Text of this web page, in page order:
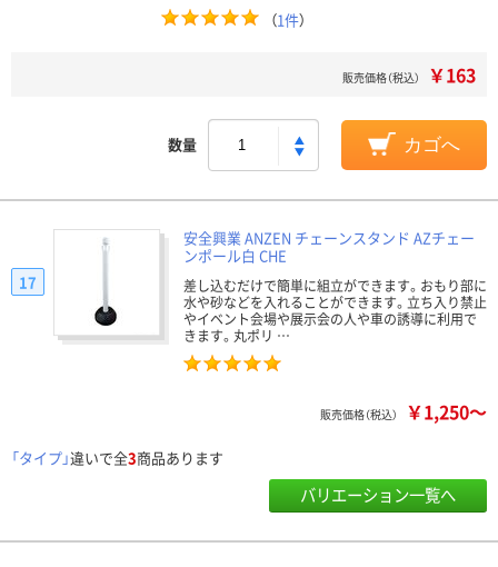
（1件）
販売価格（税込） ￥163
数量 カゴへ
安全興業 ANZEN チェーンスタンド AZチェー
ンポール白 CHE
差し込むだけで簡単に組立ができます。おもり部に
水や砂などを入れることができます。立ち入り禁止
やイベント会場や展示会の人や車の誘導に利用で
きます。丸ポリ …
17
販売価格（税込） ￥1,250～
「タイプ」違いで全3商品あります
バリエーション一覧へ